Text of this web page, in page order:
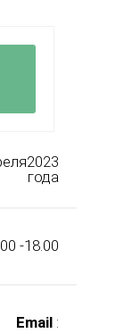
года
-18.00
Email :